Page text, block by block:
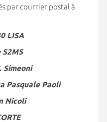
par courrier postal à
LISA
Simeoni
Pasquale Paoli
Nicoli